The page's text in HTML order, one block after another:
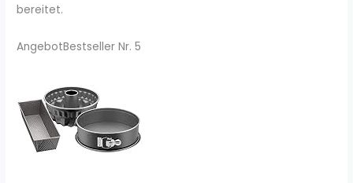
bereitet.
AngebotBestseller Nr. 5